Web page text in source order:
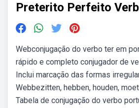
Preterito Perfeito
Webconjugação do verbo ter em
rápido e completo conjugador de
Inclui marcação das formas
Webbezitten, hebben, houden,
Tabela de conjugação do verbo